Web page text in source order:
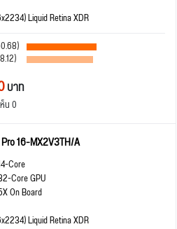
Liquid Retina XDR
บาท
น 0
16-MX2V3TH/A
Core
Core GPU
On Board
Liquid Retina XDR